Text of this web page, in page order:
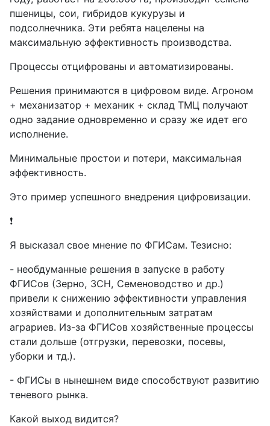
пшеницы, сои, гибридов кукурузы и
подсолнечника. Эти ребята нацелены на
максимальную эффективность производства.
Процессы отцифрованы и автоматизированы.
Решения принимаются в цифровом виде. Агроном
+ механизатор + механик + склад ТМЦ получают
одно задание одновременно и сразу же идет его
исполнение.
Минимальные простои и потери, максимальная
эффективность.
Это пример успешного внедрения цифровизации.
❗️
Я высказал свое мнение по ФГИСам. Тезисно:
- необдуманные решения в запуске в работу
ФГИСов (Зерно, ЗСН, Семеноводство и др.)
привели к снижению эффективности управления
хозяйствами и дополнительным затратам
аграриев. Из-за ФГИСов хозяйственные процессы
стали дольше (отгрузки, перевозки, посевы,
уборки и тд.).
- ФГИСы в нынешнем виде способствуют развитию
теневого рынка.
Какой выход видится?